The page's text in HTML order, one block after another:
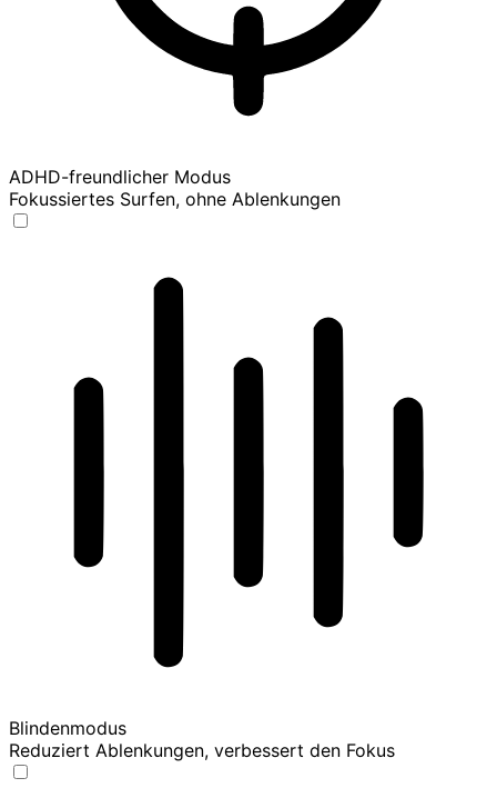
ADHD-freundlicher Modus
Fokussiertes Surfen, ohne Ablenkungen
Blindenmodus
Reduziert Ablenkungen, verbessert den Fokus